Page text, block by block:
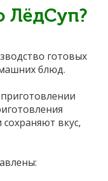
ЛёдСуп?
готовых
блюд.
вкус,